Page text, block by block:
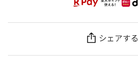
シェアする